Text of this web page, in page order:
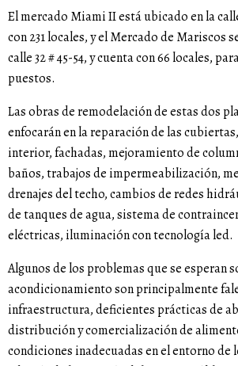
El mercado Miami II está ubicado en la
con 231 locales, y el Mercado de Mariscos
calle 32 # 45-54, y cuenta con 66 locales,
puestos.
Las obras de remodelación de estas dos
enfocarán en la reparación de las
interior, fachadas, mejoramiento de
baños, trabajos de impermeabilización,
drenajes del techo, cambios de redes
de tanques de agua, sistema de
eléctricas, iluminación con tecnología led.
Algunos de los problemas que se esperan
acondicionamiento son principalmente
infraestructura, deficientes prácticas de
distribución y comercialización de
condiciones inadecuadas en el entorno de